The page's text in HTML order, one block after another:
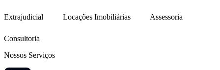
Extrajudicial Locações Imobiliárias Assessoria
Consultoria
Nossos Serviços